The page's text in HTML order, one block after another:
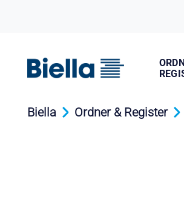
Biella Ordner & Register